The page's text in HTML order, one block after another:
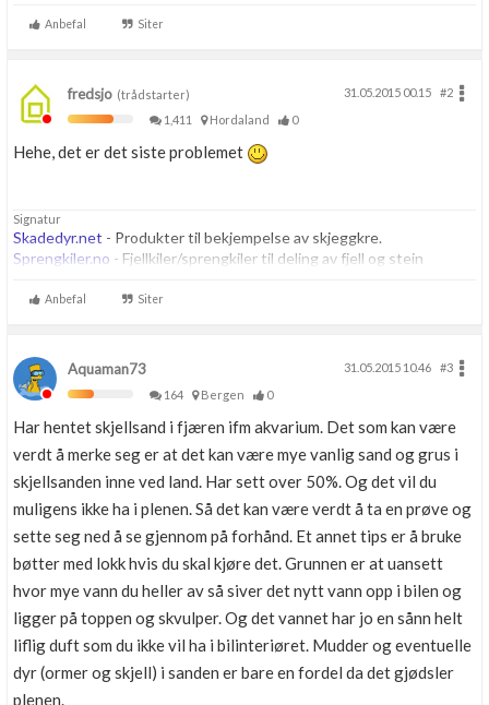
Anbefal Siter
fredsjo (trådstarter) 31.05.2015 00.15
#2
1,411
Hordaland 0
Hehe, det er det siste problemet
Signatur
Skadedyr.net - Produkter til bekjempelse av skjeggkre.
Sprengkiler.no - Fjellkiler/sprengkiler til deling av fjell og stein
Anbefal Siter
Aquaman73 31.05.2015 10.46
#3
164
Bergen 0
Har hentet skjellsand i fjæren ifm akvarium. Det som kan være
verdt å merke seg er at det kan være mye vanlig sand og grus i
skjellsanden inne ved land. Har sett over 50%. Og det vil du
muligens ikke ha i plenen. Så det kan være verdt å ta en prøve og
sette seg ned å se gjennom på forhånd. Et annet tips er å bruke
bøtter med lokk hvis du skal kjøre det. Grunnen er at uansett
hvor mye vann du heller av så siver det nytt vann opp i bilen og
ligger på toppen og skvulper. Og det vannet har jo en sånn helt
liflig duft som du ikke vil ha i bilinteriøret. Mudder og eventuelle
dyr (ormer og skjell) i sanden er bare en fordel da det gjødsler
plenen.